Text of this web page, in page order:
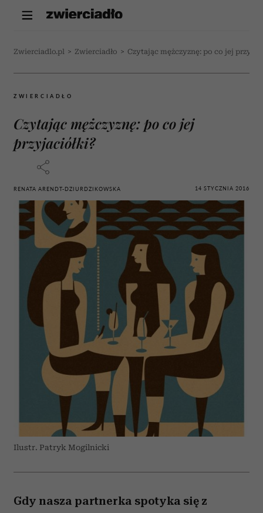
Zwierciadlo.pl > Zwierciadło > Czytając mężczyznę: po co jej
ZWIERCIADŁO
Czytając mężczyznę: po co jej
przyjaciółki?
RENATA ARENDT-DZIURDZIKOWSKA 14 STYCZNIA 2016
Ilustr. Patryk Mogilnicki
Gdy nasza partnerka spotyka się z